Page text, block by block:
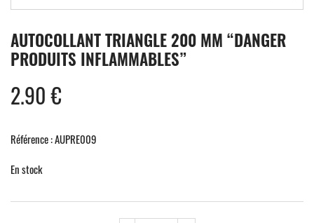
AUTOCOLLANT TRIANGLE 200 MM “DANGER
PRODUITS INFLAMMABLES”
2.90€
Référence : AUPRE009
En stock